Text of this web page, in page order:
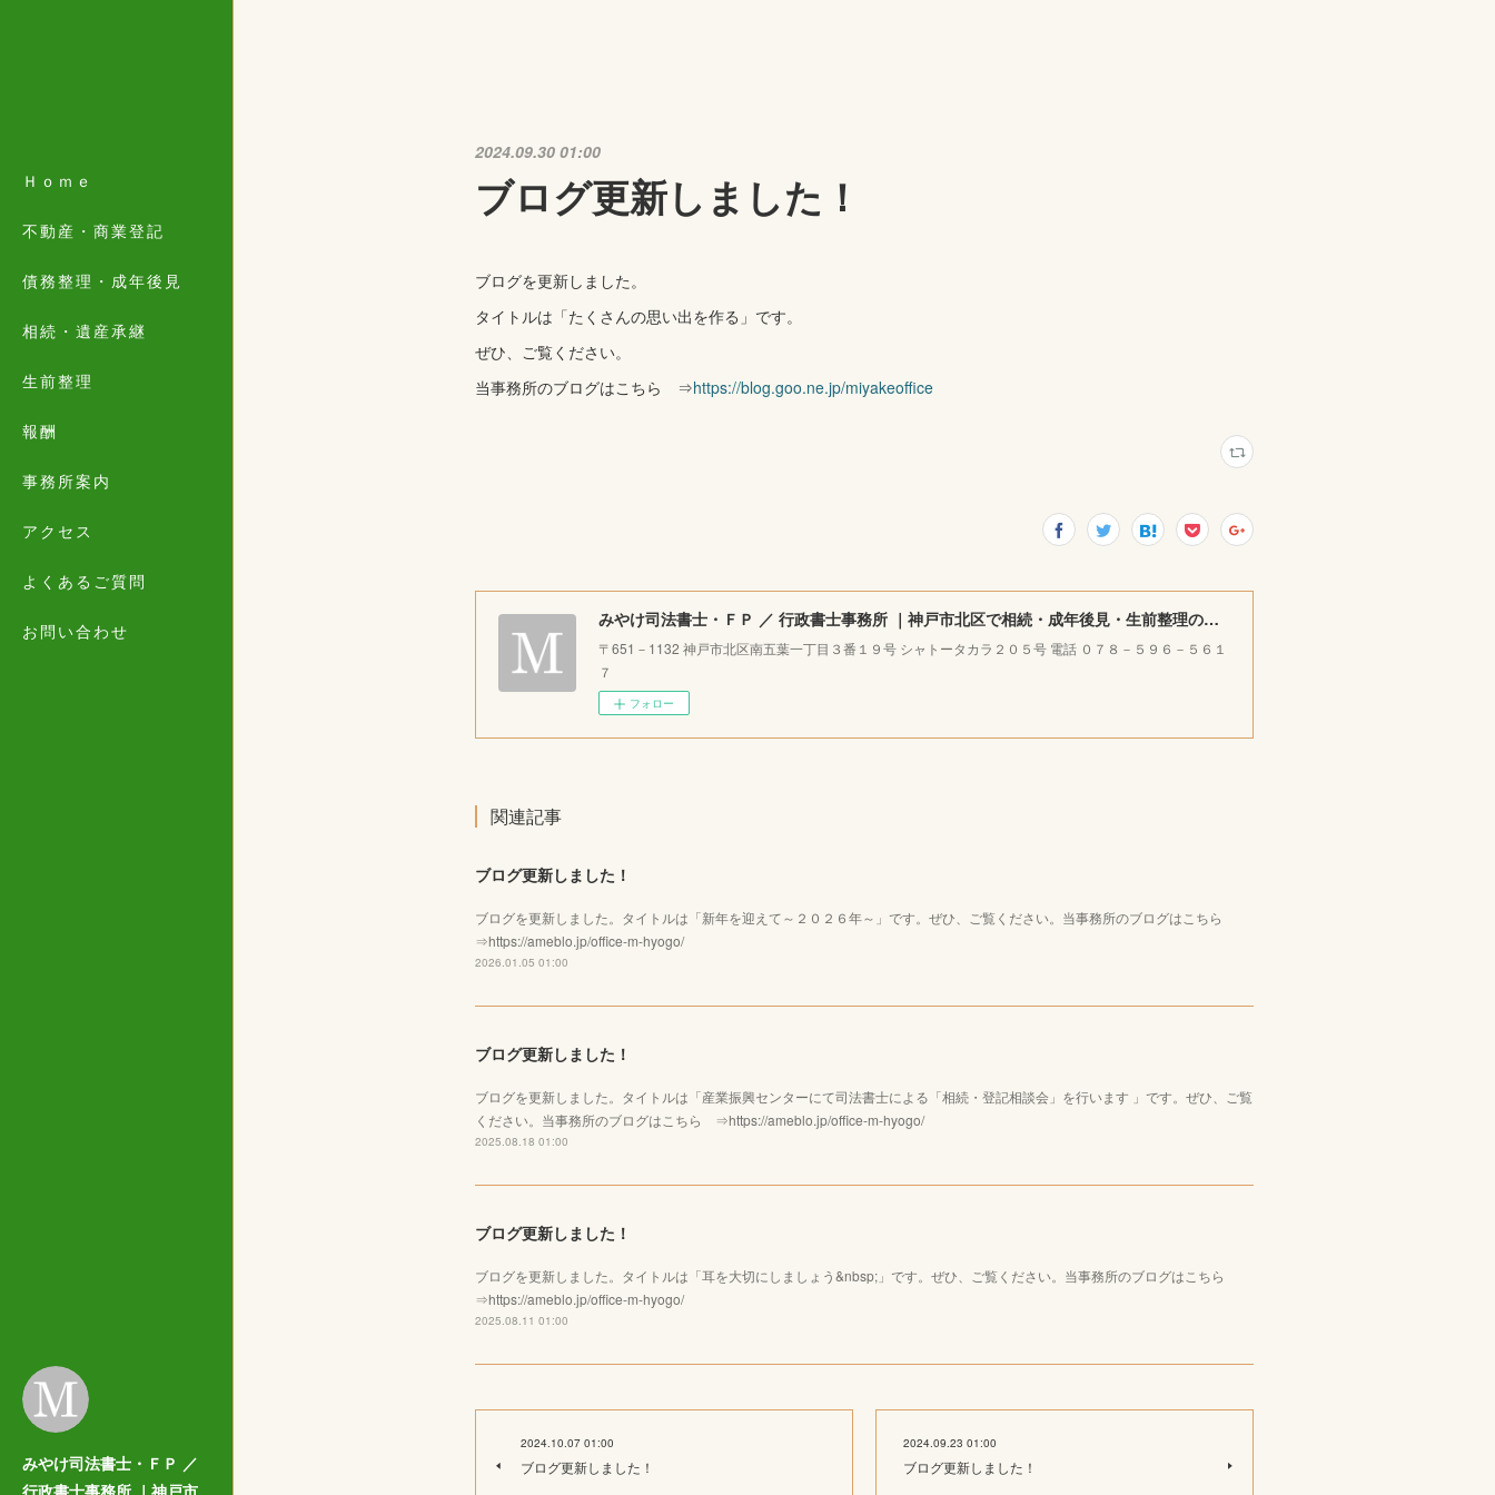
Ｈｏｍｅ
不動産・商業登記
債務整理・成年後見
相続・遺産承継
生前整理
報酬
事務所案内
アクセス
よくあるご質問
お問い合わせ
みやけ司法書士・ＦＰ ／
行政書士事務所 ｜神戸市
2024.09.30 01:00
ブログ更新しました！
ブログを更新しました。
タイトルは「たくさんの思い出を作る」です。
ぜひ、ご覧ください。
当事務所のブログはこちら ⇒https://blog.goo.ne.jp/miyakeoffice
みやけ司法書士・ＦＰ ／ 行政書士事務所 ｜神戸市北区で相続・成年後見・生前整理のご相談をお受けしています。
〒651－1132 神戸市北区南五葉一丁目３番１９号 シャトータカラ２０５号 電話 ０７８－５９６－５６１
７
フォロー
関連記事
ブログ更新しました！
ブログを更新しました。タイトルは「新年を迎えて～２０２６年～」です。ぜひ、ご覧ください。当事務所のブログはこちら
⇒https://ameblo.jp/office-m-hyogo/
2026.01.05 01:00
ブログ更新しました！
ブログを更新しました。タイトルは「産業振興センターにて司法書士による「相続・登記相談会」を行います 」です。ぜひ、ご覧
ください。当事務所のブログはこちら ⇒https://ameblo.jp/office-m-hyogo/
2025.08.18 01:00
ブログ更新しました！
ブログを更新しました。タイトルは「耳を大切にしましょう&nbsp;」です。ぜひ、ご覧ください。当事務所のブログはこちら
⇒https://ameblo.jp/office-m-hyogo/
2025.08.11 01:00
2024.10.07 01:00
ブログ更新しました！
2024.09.23 01:00
ブログ更新しました！